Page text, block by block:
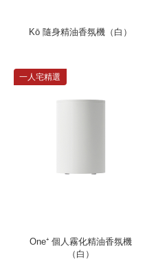
Kō 隨身精油香氛機（白）
一人宅精選
One⁺ 個人霧化精油香氛機
（白）